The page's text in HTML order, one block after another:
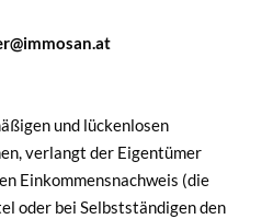
und lückenlosen
verlangt der Eigentümer
Einkommensnachweis (die
oder bei Selbstständigen den